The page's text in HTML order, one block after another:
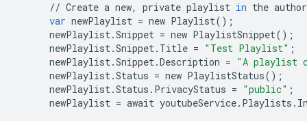
// Create a new, private playlist in the
var newPlaylist = new Playlist();
newPlaylist.Snippet = new PlaylistSnippet();
newPlaylist.Snippet. Title = "Test Playlist" ;
newPlaylist.Snippet.Description = "A playlist
newPlaylist.Status = new PlaylistStatus();
newPlaylist.Status . PrivacyStatus = "public" ;
newPlaylist = await youtubeService. Playlists .